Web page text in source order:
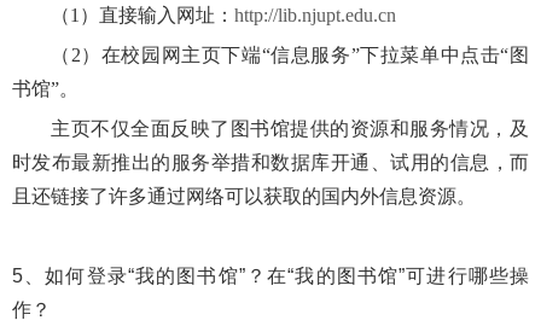
（1）直接输入网址： http://lib.njupt.edu.cn
（2）在校园网主页下端“信息服务”下拉菜单中点击“图
书馆”。
主页不仅全面反映了图书馆提供的资源和服务情况，及
时发布最新推出的服务举措和数据库开通、试用的信息，而
且还链接了许多通过网络可以获取的国内外信息资源。
5、如何登录“我的图书馆”？在“我的图书馆”可进行哪些操
作？